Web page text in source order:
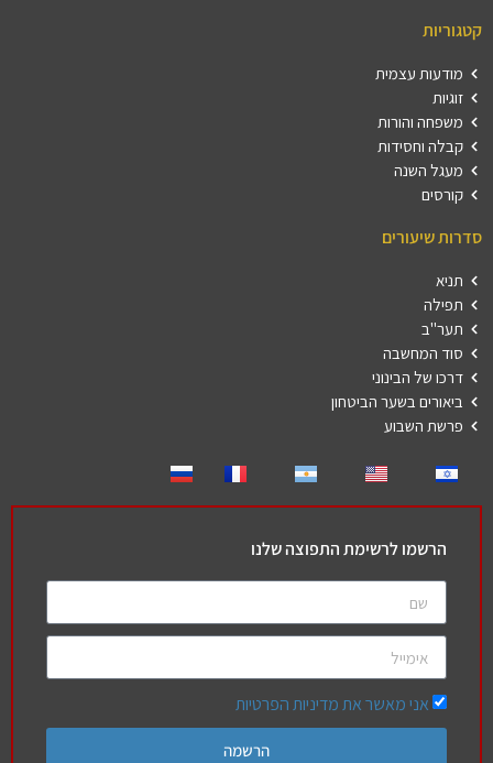
קטגוריות
מודעות עצמית
זוגיות
משפחה והורות
קבלה וחסידות
מעגל השנה
קורסים
סדרות שיעורים
תניא
תפילה
תער"ב
סוד המחשבה
דרכו של הבינוני
ביאורים בשער הביטחון
פרשת השבוע
הרשמו לרשימת התפוצה שלנו
אני מאשר את מדיניות הפרטיות
הרשמה